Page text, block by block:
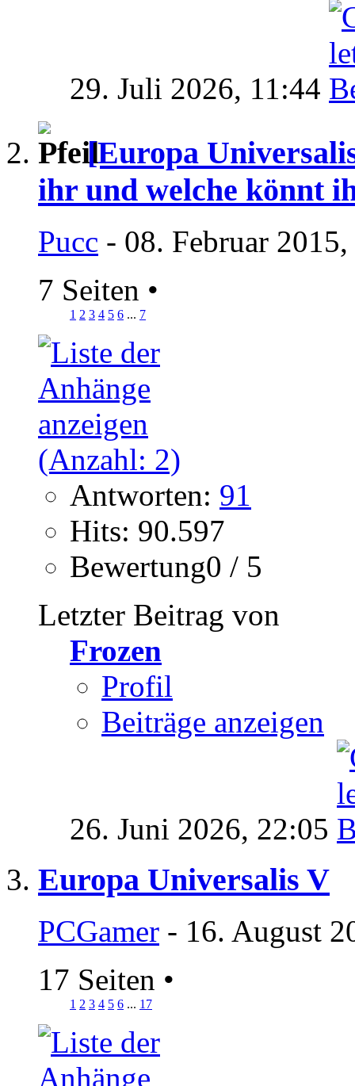
29. Juli 2026, 11:44
[Europa
ihr und welche könnt
Pucc - 08. Februar
7 Seiten •
1 2 3 4 5 6 ... 7
Antworten: 91
Hits: 90.597
Bewertung0 / 5
Letzter Beitrag von
Frozen
Profil
Beiträge anzeigen
26. Juni 2026, 22:05
Europa Universalis V
PCGamer - 16. August
17 Seiten •
1 2 3 4 5 6 ... 17